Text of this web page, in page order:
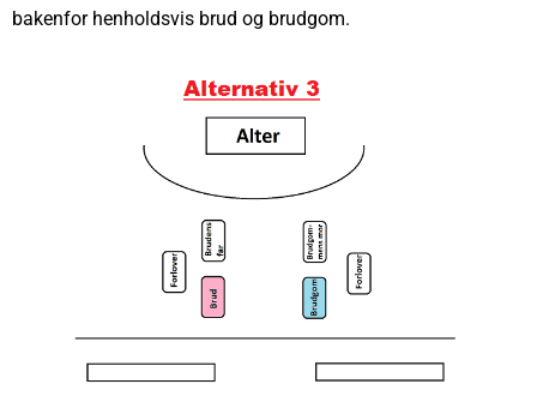
bakenfor henholdsvis brud og brudgom.